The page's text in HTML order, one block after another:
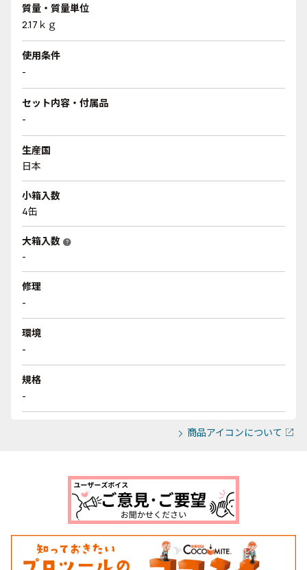
質量・質量単位
2.17ｋｇ
使用条件
-
セット内容・付属品
-
生産国
日本
小箱入数
4缶
大箱入数 help
-
修理
-
環境
-
規格
-
商品アイコンについて